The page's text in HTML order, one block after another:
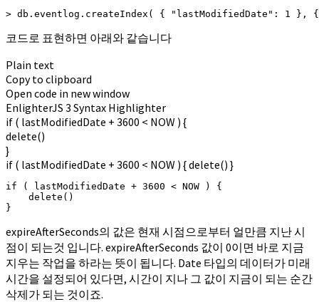
> db.eventlog.createIndex( { "lastModifiedDate": 1 },
코드로 표현하면 아래와 같습니다
Plain text
Copy to clipboard
Open code in new window
EnlighterJS 3 Syntax Highlighter
if ( lastModifiedDate + 3600 < NOW ) {
delete()
}
if ( lastModifiedDate + 3600 < NOW ) { delete() }
if ( lastModifiedDate + 3600 < NOW ) {
    delete()
}
expireAfterSeconds의 값은 현재 시점으로부터 얼만큼 지난 시
점이 되는것 입니다. expireAfterSeconds 값이 0이면 바로 지금
지우는 작업을 하라는 뜻이 됩니다. Date 타입의 데이터가 미래
시간을 설정되어 있다면, 시간이 지나 그 값이 지금이 되는 순간
삭제가 되는 것이죠.